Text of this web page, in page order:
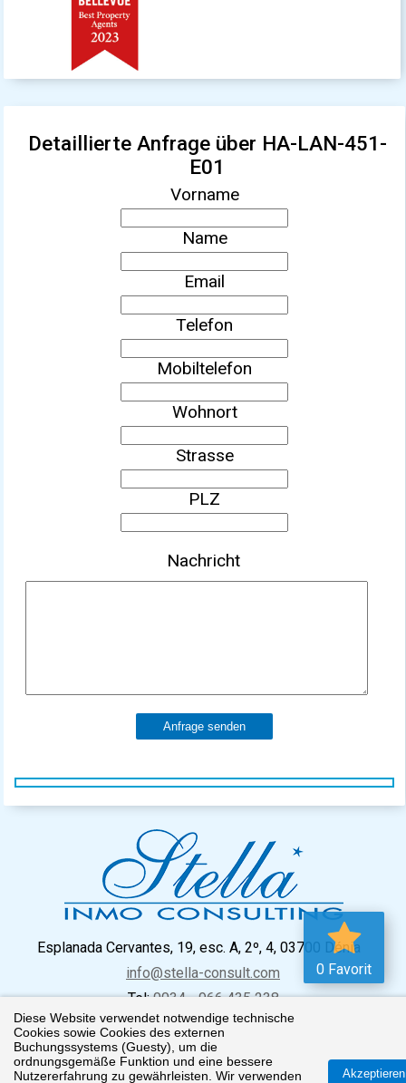
Detaillierte Anfrage über HA-LAN-451-
E01
Vorname
Name
Email
Telefon
Mobiltelefon
Wohnort
Strasse
PLZ
Nachricht
Anfrage senden
0 Favorit
Esplanada Cervantes, 19, esc. A, 2º, 4, 03700 Dénia
info@stella-consult.com
Tel:0034 - 966 435 238
ImpressumDatenschutzCookie Richtlinien
Diese Website verwendet notwendige technische
Cookies sowie Cookies des externen
Buchungssystems (Guesty), um die
ordnungsgemäße Funktion und eine bessere
Nutzererfahrung zu gewährleisten. Wir verwenden
Akzeptieren